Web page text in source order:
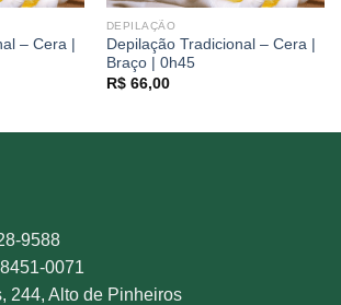
– Cera |
DEPILAÇÃO
Depilação Tradicional – Cera |
Braço | 0h45
R$66,00
9588
0071
244, Alto de Pinheiros